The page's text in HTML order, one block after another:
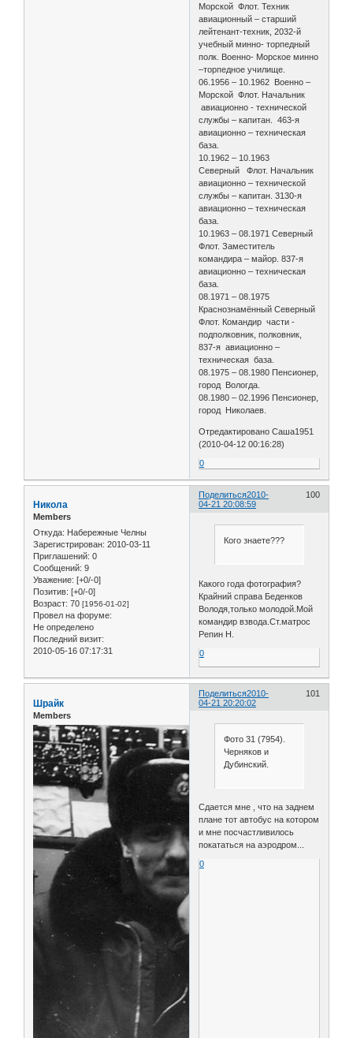
Морской Флот. Техник
авиационный – старший
лейтенант-техник, 2032-й
учебный минно- торпедный
полк. Военно- Морское минно
–торпедное училище.
06.1956 – 10.1962 Военно –
Морской Флот. Начальник
авиационно - технической
службы – капитан. 463-я
авиационно – техническая
база.
10.1962 – 10.1963
Северный Флот. Начальник
авиационно – технической
службы – капитан. 3130-я
авиационно – техническая
база.
10.1963 – 08.1971 Северный
Флот. Заместитель
командира – майор. 837-я
авиационно – техническая
база.
08.1971 – 08.1975
Краснознамённый Северный
Флот. Командир части -
подполковник, полковник,
837-я авиационно –
техническая база.
08.1975 – 08.1980 Пенсионер,
город Вологда.
08.1980 – 02.1996 Пенсионер,
город Николаев.
Отредактировано Саша1951
(2010-04-12 00:16:28)
0
Поделиться 100
2010-
04-21 20:08:59
Никола
Members
Откуда: Набережные Челны
Зарегистрирован: 2010-03-11
Приглашений: 0
Сообщений: 9
Уважение: [+0/-0]
Позитив: [+0/-0]
Возраст: 70 [1956-01-02]
Провел на форуме:
Не определено
Последний визит:
2010-05-16 07:17:31
Кого знаете???
Какого года фотография?
Крайний справа Беденков
Володя,только молодой.Мой
командир взвода.Ст.матрос
Репин Н.
0
Поделиться 101
2010-
04-21 20:20:02
Шрайк
Members
Фото 31 (7954).
Черняков и
Дубинский.
Сдается мне , что на заднем
плане тот автобус на котором
и мне посчастливилось
покататься на аэродром...
0